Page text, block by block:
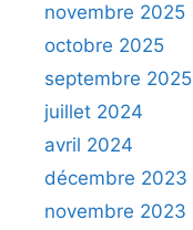
novembre 2025
octobre 2025
septembre 2025
juillet 2024
avril 2024
décembre 2023
novembre 2023